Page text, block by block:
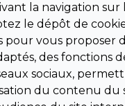
la navigation sur
le dépôt de
pour vous proposer
des fonctions
sociaux,
du contenu du